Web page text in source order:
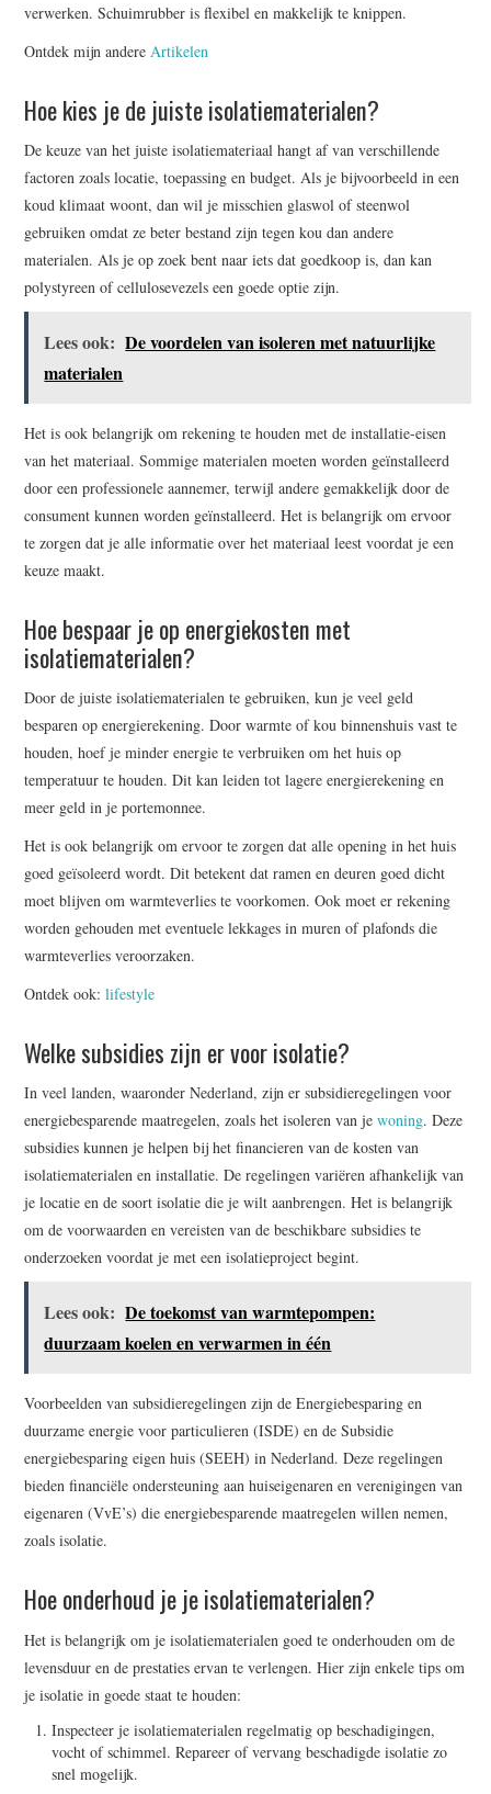
verwerken. Schuimrubber is flexibel en makkelijk te knippen.
Ontdek mijn andereArtikelen
Hoe kies je de juiste isolatiematerialen?
De keuze van het juiste isolatiemateriaal hangt af van verschillende
factoren zoals locatie, toepassing en budget. Als je bijvoorbeeld in een
koud klimaat woont, dan wil je misschien glaswol of steenwol
gebruiken omdat ze beter bestand zijn tegen kou dan andere
materialen. Als je op zoek bent naar iets dat goedkoop is, dan kan
polystyreen of cellulosevezels een goede optie zijn.
Lees ook: De voordelen van isoleren met natuurlijke
materialen
Het is ook belangrijk om rekening te houden met de installatie-eisen
van het materiaal. Sommige materialen moeten worden geïnstalleerd
door een professionele aannemer, terwijl andere gemakkelijk door de
consument kunnen worden geïnstalleerd. Het is belangrijk om ervoor
te zorgen dat je alle informatie over het materiaal leest voordat je een
keuze maakt.
Hoe bespaar je op energiekosten met
isolatiematerialen?
Door de juiste isolatiematerialen te gebruiken, kun je veel geld
besparen op energierekening. Door warmte of kou binnenshuis vast te
houden, hoef je minder energie te verbruiken om het huis op
temperatuur te houden. Dit kan leiden tot lagere energierekening en
meer geld in je portemonnee.
Het is ook belangrijk om ervoor te zorgen dat alle opening in het huis
goed geïsoleerd wordt. Dit betekent dat ramen en deuren goed dicht
moet blijven om warmteverlies te voorkomen. Ook moet er rekening
worden gehouden met eventuele lekkages in muren of plafonds die
warmteverlies veroorzaken.
Ontdek ook:lifestyle
Welke subsidies zijn er voor isolatie?
In veel landen, waaronder Nederland, zijn er subsidieregelingen voor
energiebesparende maatregelen, zoals het isoleren van jewoning. Deze
subsidies kunnen je helpen bij het financieren van de kosten van
isolatiematerialen en installatie. De regelingen variëren afhankelijk van
je locatie en de soort isolatie die je wilt aanbrengen. Het is belangrijk
om de voorwaarden en vereisten van de beschikbare subsidies te
onderzoeken voordat je met een isolatieproject begint.
Lees ook: De toekomst van warmtepompen:
duurzaam koelen en verwarmen in één
Voorbeelden van subsidieregelingen zijn de Energiebesparing en
duurzame energie voor particulieren (ISDE) en de Subsidie
energiebesparing eigen huis (SEEH) in Nederland. Deze regelingen
bieden financiële ondersteuning aan huiseigenaren en verenigingen van
eigenaren (VvE’s) die energiebesparende maatregelen willen nemen,
zoals isolatie.
Hoe onderhoud je je isolatiematerialen?
Het is belangrijk om je isolatiematerialen goed te onderhouden om de
levensduur en de prestaties ervan te verlengen. Hier zijn enkele tips om
je isolatie in goede staat te houden:
Inspecteer je isolatiematerialen regelmatig op beschadigingen,
vocht of schimmel. Repareer of vervang beschadigde isolatie zo
snel mogelijk.